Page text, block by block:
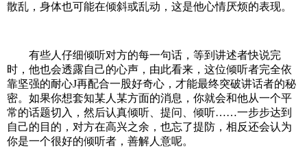
散乱，身体也可能在倾斜或乱动，这是他心情厌烦的表现。
有些人仔细倾听对方的每一句话，等到讲述者快说完
时，他也会透露自己的心声，由此看来，这位倾听者完全依
靠坚强的耐心J再配合一股好奇心，才能最终突破讲话者的秘
密。如果你想套知某人某方面的消息，你就会和他从一个平
常的话题切入，然后认真倾听、提问、倾听……一步步达到
自己的目的，对方在高兴之余，也忘了提防，相反还会认为
你是一个很好的倾听者，善解人意呢。